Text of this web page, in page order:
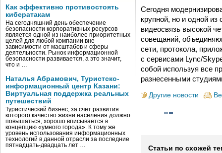
Как эффективно противостоять
кибератакам
На сегодняшний день обеспечение
безопасности корпоративных ресурсов
является одной из наиболее приоритетных
целей для любой компании вне
зависимости от масштабов и сферы
деятельности. Рынок информационной
безопасности развивается, а это значит,
что и …
Наталья Абрамович, Туристско-
информационный центр Казани:
Виртуальная поддержка реальных
путешествий
Туристический бизнес, за счет развития
которого качество жизни населения должно
повышаться, хорошо вписывается в
концепцию «умного города». К тому же
уровень использования информационных
технологий в данной отрасли за последние
пятнадцать-двадцать лет …
Сегодня
крупной, но и одной
видеосвязь высокой
совещаний,
сети, протокола,
с сервисами Lync/
собой используя все
разнесенными
Другие новости
Статьи по схожей